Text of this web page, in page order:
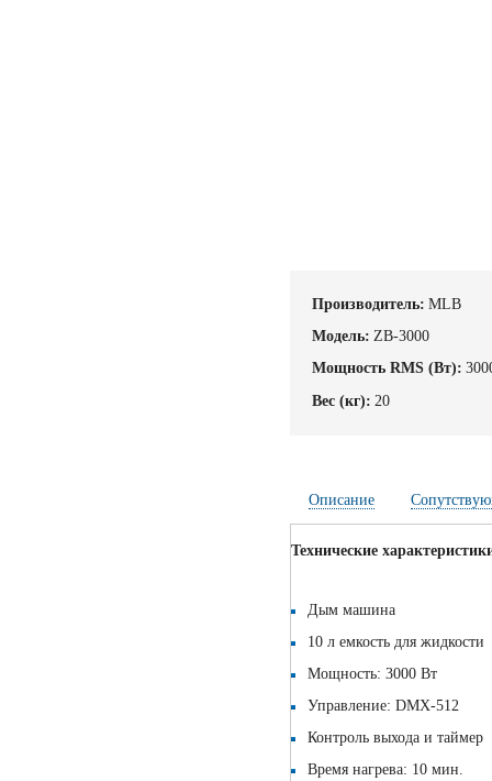
Производитель: MLB
Модель: ZB-3000
Мощность RMS (Вт):
Вес (кг): 20
Описание
Технические
Дым машина
10 л емкость для жидкости
Мощность: 3000 Вт
Управление: DMX-512
Контроль выхода и таймер
Время нагрева: 10 мин.